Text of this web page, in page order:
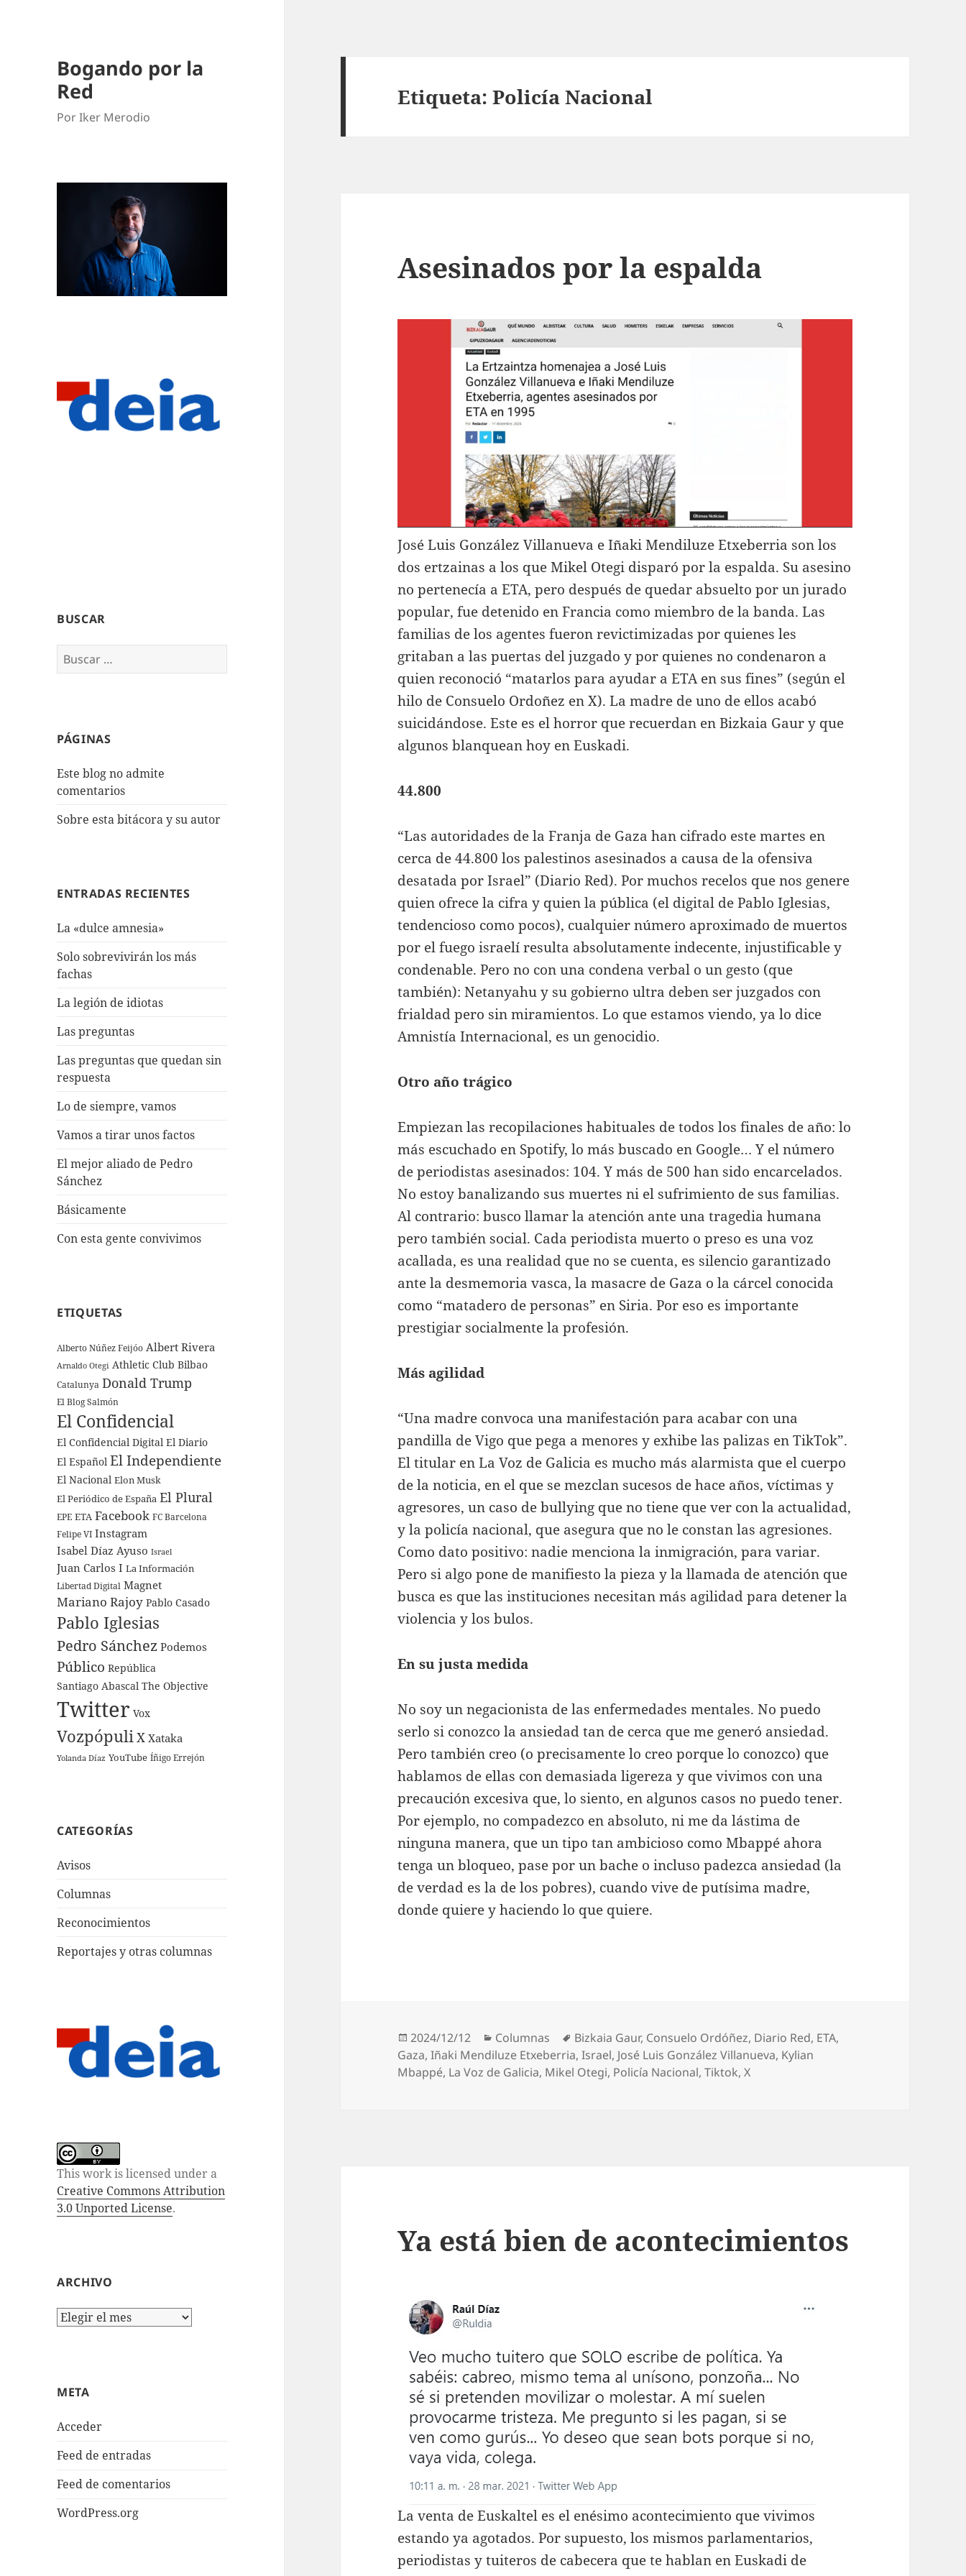
Bogando por la
Red
Por Iker Merodio
BUSCAR
Buscar:
PÁGINAS
Este blog no admite
comentarios
Sobre esta bitácora y su autor
ENTRADAS RECIENTES
La «dulce amnesia»
Solo sobrevivirán los más
fachas
La legión de idiotas
Las preguntas
Las preguntas que quedan sin
respuesta
Lo de siempre, vamos
Vamos a tirar unos factos
El mejor aliado de Pedro
Sánchez
Básicamente
Con esta gente convivimos
ETIQUETAS
Alberto Núñez Feijóo Albert Rivera
Arnaldo Otegi Athletic Club Bilbao
Catalunya Donald Trump
El Blog Salmón
El Confidencial
El Confidencial Digital El Diario
El Español El Independiente
El Nacional Elon Musk
El Periódico de España El Plural
EPE ETA Facebook FC Barcelona
Felipe VI Instagram
Isabel Díaz Ayuso Israel
Juan Carlos I La Información
Libertad Digital Magnet
Mariano Rajoy Pablo Casado
Pablo Iglesias
Pedro Sánchez Podemos
Público República
Santiago Abascal The Objective
Twitter Vox
Vozpópuli X Xataka
Yolanda Díaz YouTube Íñigo Errejón
CATEGORÍAS
Avisos
Columnas
Reconocimientos
Reportajes y otras columnas
This work is licensed under a
Creative Commons Attribution
3.0 Unported License.
ARCHIVO
Archivo
META
Acceder
Feed de entradas
Feed de comentarios
WordPress.org
Etiqueta:Policía Nacional
Asesinados por la espalda
José Luis González Villanueva e Iñaki Mendiluze Etxeberria son los
dos ertzainas a los que Mikel Otegi disparó por la espalda. Su asesino
no pertenecía a ETA, pero después de quedar absuelto por un jurado
popular, fue detenido en Francia como miembro de la banda. Las
familias de los agentes fueron revictimizadas por quienes les
gritaban a las puertas del juzgado y por quienes no condenaron a
quien reconoció “matarlos para ayudar a ETA en sus fines” (según el
hilo de Consuelo Ordoñez en X). La madre de uno de ellos acabó
suicidándose. Este es el horror que recuerdan en Bizkaia Gaur y que
algunos blanquean hoy en Euskadi.
44.800
“Las autoridades de la Franja de Gaza han cifrado este martes en
cerca de 44.800 los palestinos asesinados a causa de la ofensiva
desatada por Israel” (Diario Red). Por muchos recelos que nos genere
quien ofrece la cifra y quien la pública (el digital de Pablo Iglesias,
tendencioso como pocos), cualquier número aproximado de muertos
por el fuego israelí resulta absolutamente indecente, injustificable y
condenable. Pero no con una condena verbal o un gesto (que
también): Netanyahu y su gobierno ultra deben ser juzgados con
frialdad pero sin miramientos. Lo que estamos viendo, ya lo dice
Amnistía Internacional, es un genocidio.
Otro año trágico
Empiezan las recopilaciones habituales de todos los finales de año: lo
más escuchado en Spotify, lo más buscado en Google… Y el número
de periodistas asesinados: 104. Y más de 500 han sido encarcelados.
No estoy banalizando sus muertes ni el sufrimiento de sus familias.
Al contrario: busco llamar la atención ante una tragedia humana
pero también social. Cada periodista muerto o preso es una voz
acallada, es una realidad que no se cuenta, es silencio garantizado
ante la desmemoria vasca, la masacre de Gaza o la cárcel conocida
como “matadero de personas” en Siria. Por eso es importante
prestigiar socialmente la profesión.
Más agilidad
“Una madre convoca una manifestación para acabar con una
pandilla de Vigo que pega a menores y exhibe las palizas en TikTok”.
El titular en La Voz de Galicia es mucho más alarmista que el cuerpo
de la noticia, en el que se mezclan sucesos de hace años, víctimas y
agresores, un caso de bullying que no tiene que ver con la actualidad,
y la policía nacional, que asegura que no le constan las agresiones.
Como dato positivo: nadie menciona la inmigración, para variar.
Pero si algo pone de manifiesto la pieza y la llamada de atención que
busca es que las instituciones necesitan más agilidad para detener la
violencia y los bulos.
En su justa medida
No soy un negacionista de las enfermedades mentales. No puedo
serlo si conozco la ansiedad tan de cerca que me generó ansiedad.
Pero también creo (o precisamente lo creo porque lo conozco) que
hablamos de ellas con demasiada ligereza y que vivimos con una
precaución excesiva que, lo siento, en algunos casos no puedo tener.
Por ejemplo, no compadezco en absoluto, ni me da lástima de
ninguna manera, que un tipo tan ambicioso como Mbappé ahora
tenga un bloqueo, pase por un bache o incluso padezca ansiedad (la
de verdad es la de los pobres), cuando vive de putísima madre,
donde quiere y haciendo lo que quiere.
Publicado
el
2024/12/12 Categorías
Columnas Etiquetas
Bizkaia Gaur, Consuelo Ordóñez, Diario Red, ETA,
Gaza,Iñaki Mendiluze Etxeberria,Israel, José Luis González Villanueva, Kylian
Mbappé, La Voz de Galicia, Mikel Otegi, Policía Nacional,Tiktok,X
Ya está bien de acontecimientos
La venta de Euskaltel es el enésimo acontecimiento que vivimos
estando ya agotados. Por supuesto, los mismos parlamentarios,
periodistas y tuiteros de cabecera que te hablan en Euskadi de